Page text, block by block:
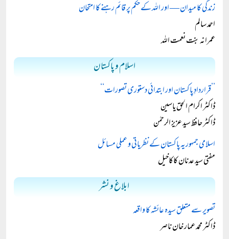
زندگی کا میدان — اور اللہ کے حکم پر قائم رہنے کا امتحان
احمد سالم
عمرانہ بنت نعمت اللہ
اسلام و پاکستان
’’قراردادِ پاکستان اور ابتدائی دستوری تصورات‘‘
ڈاکٹر اکرام الحق یاسین
ڈاکٹر حافظ سید عزیز الرحمٰن
اسلامی جمہوریہ پاکستان کے نظریاتی و عملی مسائل
مفتی سید عدنان کاکاخیل
ابلاغ و نشر
تصویر سے متعلق سیدہ عائشہ کا واقعہ
ڈاکٹر محمد عمار خان ناصر